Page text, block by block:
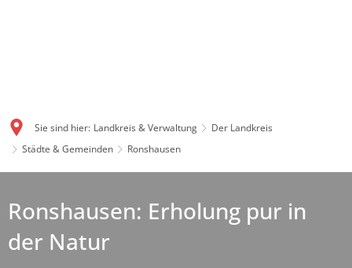
Sie sind hier: Landkreis & Verwaltung
Der Landkreis
Städte & Gemeinden
Ronshausen
Ronshausen: Erholung pur in
der Natur